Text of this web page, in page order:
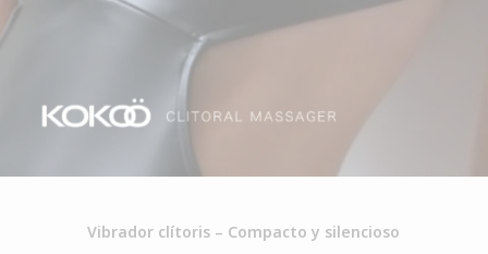
Vibrador clítoris – Compacto y silencioso